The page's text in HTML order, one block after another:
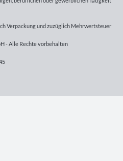
Verpackung und zuzüglich Mehrwertsteuer
- Alle Rechte vorbehalten